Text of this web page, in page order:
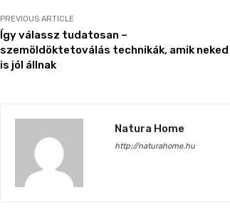
PREVIOUS ARTICLE
Így válassz tudatosan –
szemöldöktetoválás technikák, amik neked
is jól állnak
Natura Home
http://naturahome.hu